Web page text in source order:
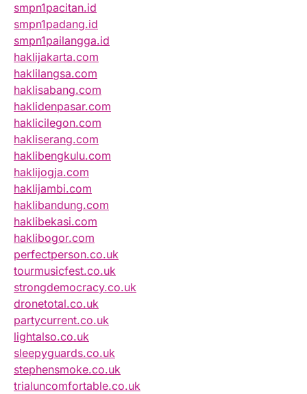
smpn1pacitan.id
smpn1padang.id
smpn1pailangga.id
haklijakarta.com
haklilangsa.com
haklisabang.com
haklidenpasar.com
haklicilegon.com
hakliserang.com
haklibengkulu.com
haklijogja.com
haklijambi.com
haklibandung.com
haklibekasi.com
haklibogor.com
perfectperson.co.uk
tourmusicfest.co.uk
strongdemocracy.co.uk
dronetotal.co.uk
partycurrent.co.uk
lightalso.co.uk
sleepyguards.co.uk
stephensmoke.co.uk
trialuncomfortable.co.uk